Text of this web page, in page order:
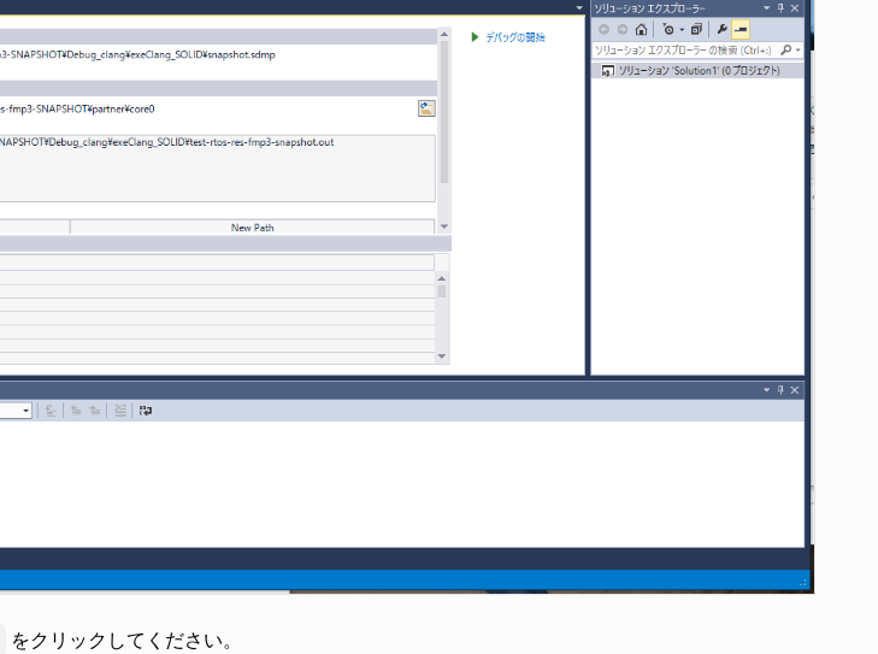
をクリックしてください。